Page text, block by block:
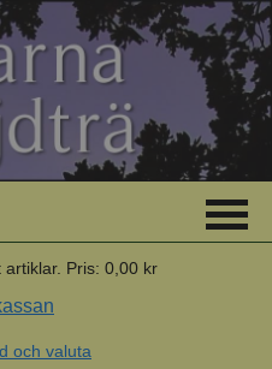
artiklar. Pris: 0,00 kr
och valuta